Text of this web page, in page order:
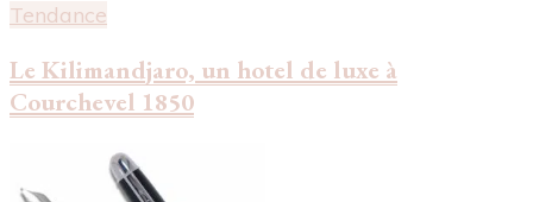
Tendance
Le Kilimandjaro, un hotel de luxe à
Courchevel 1850